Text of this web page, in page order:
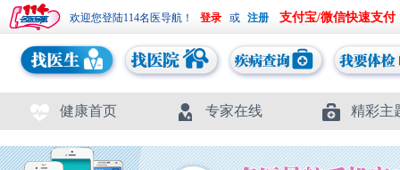
欢迎您登陆114名医导航！ 或 支付宝/微信快速支付
健康首页 专家在线 精彩主